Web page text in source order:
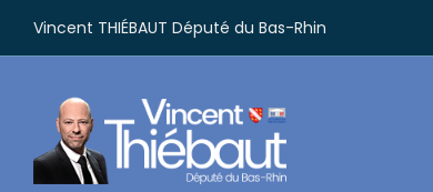
contenu
Vincent THIÉBAUT Député du Bas-Rhin